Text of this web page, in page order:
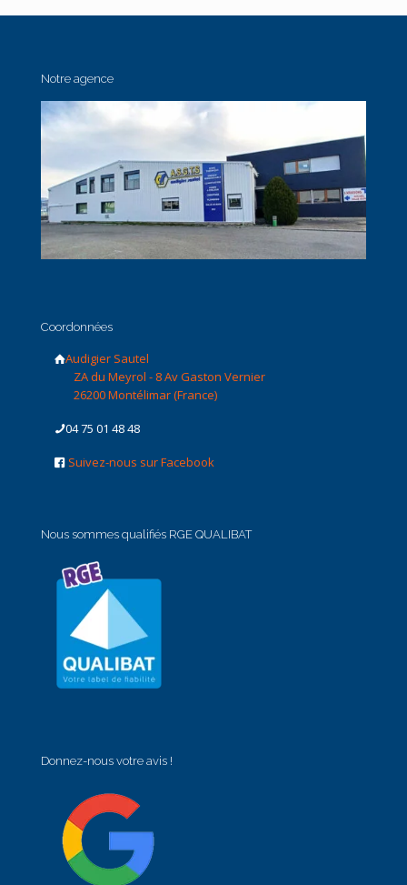
Notre agence
Coordonnées
Audigier Sautel
ZA du Meyrol - 8 Av Gaston Vernier
26200 Montélimar (France)
04 75 01 48 48
Suivez-nous sur Facebook
Nous sommes qualifiés RGE QUALIBAT
Donnez-nous votre avis !